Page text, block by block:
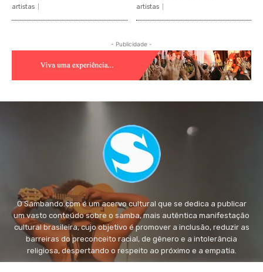
artistas artistas
- Publicidade -
O Sambando.com é um acervo cultural que se dedica a publicar
um vasto conteúdo sobre o samba, mais autêntica manifestação
cultural brasileira, cujo objetivo é promover a inclusão, reduzir as
barreiras do preconceito racial, de gênero e a intolerância
religiosa, despertando o respeito ao próximo e a empatia.